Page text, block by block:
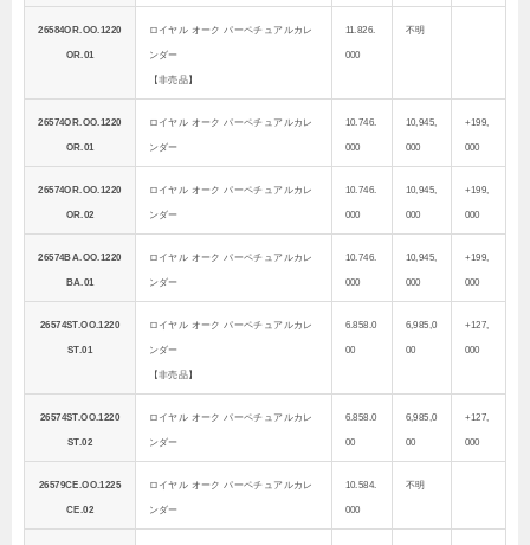
26584OR.OO.1220
OR.01
ロイヤル オーク パーペチュアルカレ
ンダー
【非売品】
11.826.
000
不明
26574OR.OO.1220
OR.01
ロイヤル オーク パーペチュアルカレ
ンダー
10.746.
000
10,945,
000
+199,
000
26574OR.OO.1220
OR.02
ロイヤル オーク パーペチュアルカレ
ンダー
10.746.
000
10,945,
000
+199,
000
26574BA.OO.1220
BA.01
ロイヤル オーク パーペチュアルカレ
ンダー
10.746.
000
10,945,
000
+199,
000
26574ST.OO.1220
ST.01
ロイヤル オーク パーペチュアルカレ
ンダー
【非売品】
6.858.0
00
6,985,0
00
+127,
000
26574ST.OO.1220
ST.02
ロイヤル オーク パーペチュアルカレ
ンダー
6.858.0
00
6,985,0
00
+127,
000
26579CE.OO.1225
CE.02
ロイヤル オーク パーペチュアルカレ
ンダー
10.584.
000
不明